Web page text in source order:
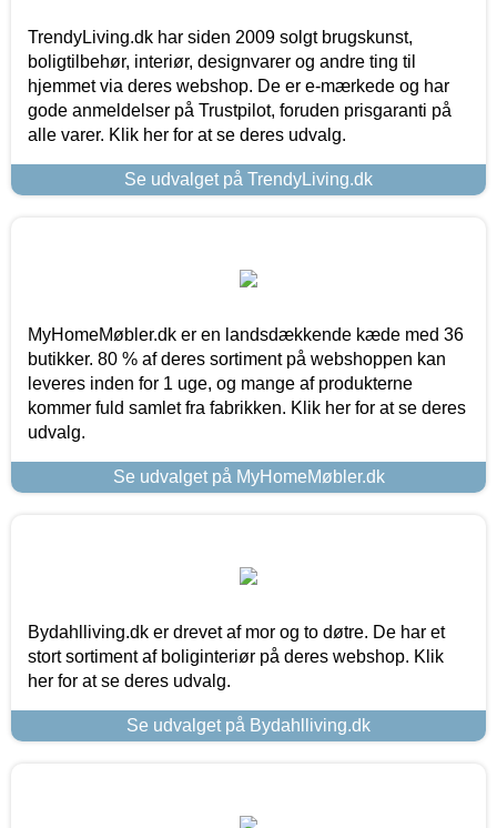
TrendyLiving.dk har siden 2009 solgt brugskunst,
boligtilbehør, interiør, designvarer og andre ting til
hjemmet via deres webshop. De er e-mærkede og har
gode anmeldelser på Trustpilot, foruden prisgaranti på
alle varer. Klik her for at se deres udvalg.
Se udvalget på TrendyLiving.dk
MyHomeMøbler.dk er en landsdækkende kæde med 36
butikker. 80 % af deres sortiment på webshoppen kan
leveres inden for 1 uge, og mange af produkterne
kommer fuld samlet fra fabrikken. Klik her for at se deres
udvalg.
Se udvalget på MyHomeMøbler.dk
Bydahlliving.dk er drevet af mor og to døtre. De har et
stort sortiment af boliginteriør på deres webshop. Klik
her for at se deres udvalg.
Se udvalget på Bydahlliving.dk